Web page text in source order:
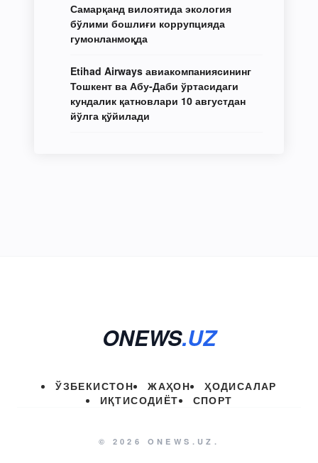
Самарқанд вилоятида экология
бўлими бошлиғи коррупцияда
гумонланмоқда
Etihad Airways авиакомпаниясининг
Тошкент ва Абу-Даби ўртасидаги
кундалик қатновлари 10 августдан
йўлга қўйилади
ONEWS.UZ
ЎЗБЕКИСТОН ЖАҲОН
ҲОДИСАЛАР
ИҚТИСОДИЁТ
СПОРТ
© 2026 ONEWS.UZ.